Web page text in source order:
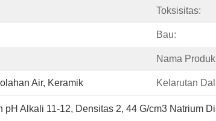
Toksisitas:
Bau:
Nama
Air, Keramik Kelarutan
pH Alkali 11-12, Densitas 2, 44 G/cm3 Natrium